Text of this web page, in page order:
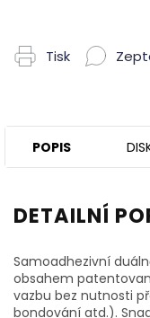
Tisk
POPIS
DETAILNÍ
Samoadhezivní
obsahem
vazbu bez nutnosti
bondování atd.).